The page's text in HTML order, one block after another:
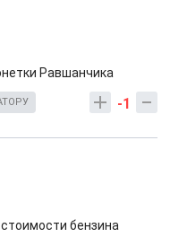
Равшанчика
-1
бензина